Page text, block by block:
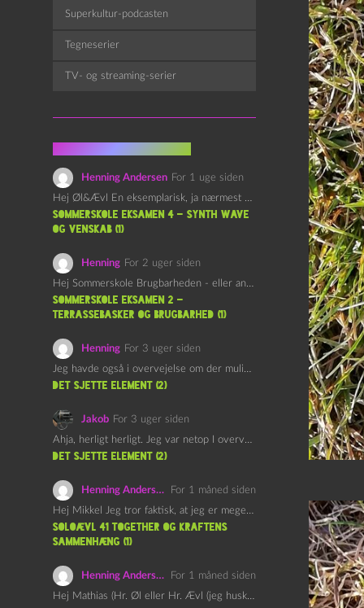
Superkultur-podcasten
Tegneserier
TV- og streaming-serier
Henning Andersen For 1 uge siden
Hej Øl&Ævl En eksemplarisk, ja nærmest yndefuld, afslutning på SOMMERSKOLEN.…
Sommerskole Eksamen 4 – Synth Wave
og Venskab (1)
Henning For 2 uger siden
Hej Sommerskole Brugbarheden - eller anvendeligheden - af "Øl&Ævl" er…
Sommerskole Eksamen 2 –
Terrassebasker og Brugbarhed (1)
Henning For 3 uger siden
Jeg havde også i overvejelse om der muligvis kunne være…
det sjette element (2)
Jakob For 3 uger siden
Ahja, herligt herligt. Jeg var netop I overvejelser om at…
det sjette element (2)
Henning Andersen
For 1 måned siden
Hej Mikkel Jeg tror faktisk, at jeg er meget enig…
Soloævl 41 Together og Kraftens
Sammenhæng (1)
Henning Andersen
For 1 måned siden
Hej Mathias (Hr. Øl eller Hr. Ævl (jeg husker ikke…